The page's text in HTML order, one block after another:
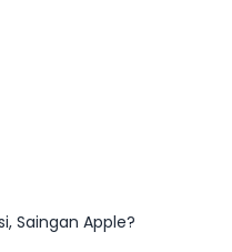
Saingan Apple?